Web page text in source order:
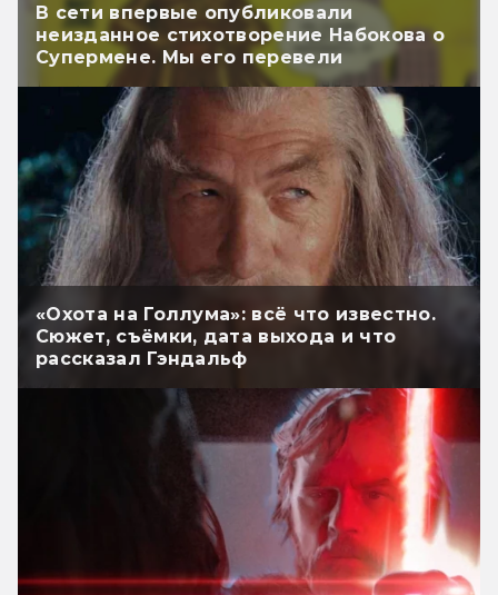
В сети впервые опубликовали
неизданное стихотворение Набокова о
Супермене. Мы его перевели
«Охота на Голлума»: всё что известно.
Сюжет, съёмки, дата выхода и что
рассказал Гэндальф